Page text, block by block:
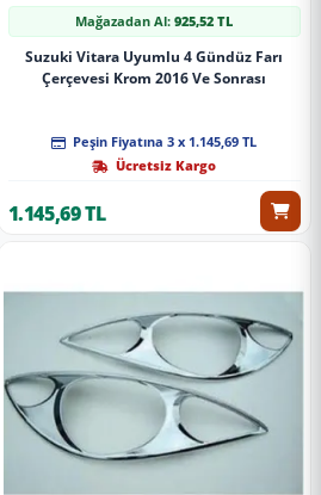
Mağazadan Al:925,52 TL
Suzuki Vitara Uyumlu 4 Gündüz Farı
Çerçevesi Krom 2016 Ve Sonrası
Peşin Fiyatına 3 x 1.145,69 TL
Ücretsiz Kargo
1.145,69 TL